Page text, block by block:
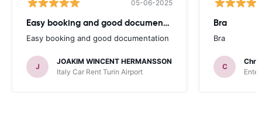
05-06-2025
Easy booking and good documentation
Easy booking and good documentation
J
JOAKIM WINCENT HERMANSSON
Italy Car Rent Turin Airport
Bra
Bra
C